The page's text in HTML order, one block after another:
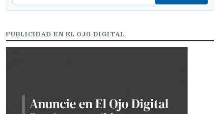
PUBLICIDAD EN EL OJO DIGITAL